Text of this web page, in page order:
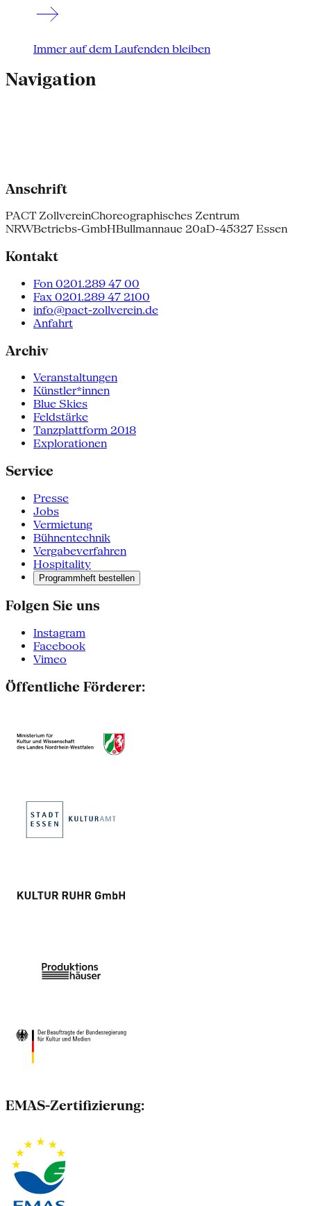
Immer auf dem Laufenden bleiben
Navigation
Anschrift
PACT ZollvereinChoreographisches Zentrum
NRWBetriebs-GmbHBullmannaue 20aD-45327 Essen
Kontakt
Fon 0201.289 47 00
Fax 0201.289 47 2100
info@pact-zollverein.de
Anfahrt
Archiv
Veranstaltungen
Künstler*innen
Blue Skies
Feldstärke
Tanzplattform 2018
Explorationen
Service
Presse
Jobs
Vermietung
Bühnentechnik
Vergabeverfahren
Hospitality
Programmheft bestellen
Folgen Sie uns
Instagram
Facebook
Vimeo
Öffentliche Förderer:
EMAS-Zertifizierung: